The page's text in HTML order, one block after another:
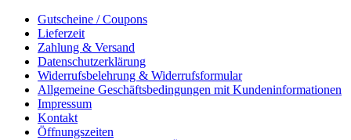
Gutscheine / Coupons
Lieferzeit
Zahlung & Versand
Datenschutzerklärung
Widerrufsbelehrung & Widerrufsformular
Allgemeine Geschäftsbedingungen mit Kundeninformationen
Impressum
Kontakt
Öffnungszeiten